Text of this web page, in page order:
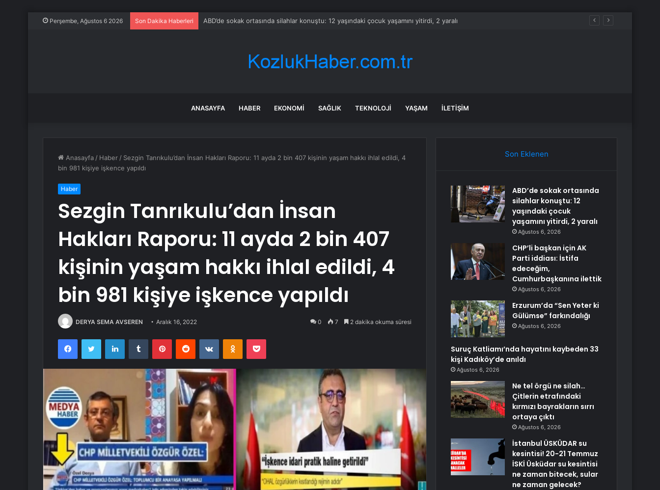
Perşembe, Ağustos 6 2026 Son Dakika Haberleri CHP’li başkan için AK Parti iddiası: İstifa edeceğim, Cumhurbaşkanına ilettik
ANASAYFA HABER EKONOMI SAĞLIK TEKNOLOJI YAŞAM İLETIŞIM
Anasayfa / Haber / Sezgin Tanrıkulu’dan İnsan Hakları Raporu: 11 ayda 2 bin 407 kişinin yaşam hakkı ihlal edildi, 4
bin 981 kişiye işkence yapıldı
Haber
Sezgin Tanrıkulu’dan İnsan
Hakları Raporu: 11 ayda 2 bin 407
kişinin yaşam hakkı ihlal edildi, 4
bin 981 kişiye işkence yapıldı
DERYA SEMA AVSEREN Aralık 16, 2022 0 7 2 dakika okuma süresi
FacebookTwitter LinkedInTumblr PinterestReddit VKontakteOdnoklassniki
Pocket
Son Eklenen
ABD’de sokak ortasında
silahlar konuştu: 12
yaşındaki çocuk
yaşamını yitirdi, 2 yaralı
Ağustos 6, 2026
CHP’li başkan için AK
Parti iddiası: İstifa
edeceğim,
Cumhurbaşkanına ilettik
Ağustos 6, 2026
Erzurum’da “Sen Yeter ki
Gülümse” farkındalığı
Ağustos 6, 2026
Suruç Katliamı’nda hayatını kaybeden 33
kişi Kadıköy’de anıldı
Ağustos 6, 2026
Ne tel örgü ne silah…
Çitlerin etrafındaki
kırmızı bayrakların sırrı
ortaya çıktı
Ağustos 6, 2026
İstanbul ÜSKÜDAR su
kesintisi! 20-21 Temmuz
İSKİ Üsküdar su kesintisi
ne zaman bitecek, sular
ne zaman gelecek?